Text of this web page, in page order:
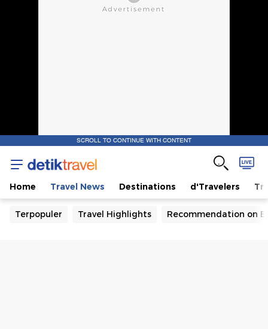
SCROLL TO CONTINUE WITH CONTENT
Home Travel News Destinations d'Travelers
Terpopuler Travel Highlights Recommendation on